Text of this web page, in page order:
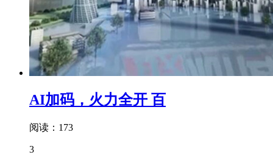
AI加码，火力全开 百
阅读：173
3